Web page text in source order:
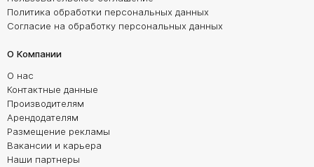
Политика обработки персональных данных
Согласие на обработку персональных данных
О Компании
О нас
Контактные данные
Производителям
Арендодателям
Размещение рекламы
Вакансии и карьера
Наши партнеры